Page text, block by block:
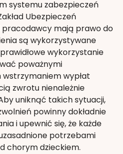
systemu zabezpieczeń
Ubezpieczeń
pracodawcy mają prawo do
są wykorzystywane
wykorzystanie
poważnymi
wypłat
zwrotu nienależnie
uniknąć takich sytuacji,
powinny dokładnie
i upewnić się, że każde
potrzebami
chorym dzieckiem.